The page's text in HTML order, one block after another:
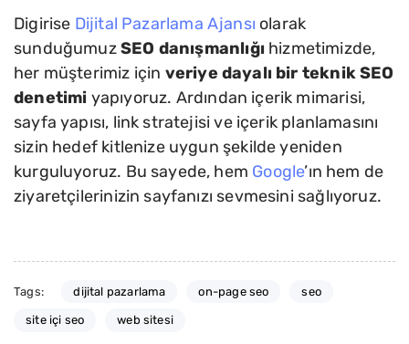
Digirise Dijital Pazarlama Ajansı olarak
sunduğumuzSEO danışmanlığı hizmetimizde,
her müşterimiz için veriye dayalı bir teknik SEO
denetimi yapıyoruz. Ardından içerik mimarisi,
sayfa yapısı, link stratejisi ve içerik planlamasını
sizin hedef kitlenize uygun şekilde yeniden
kurguluyoruz. Bu sayede, hem Google’ın hem de
ziyaretçilerinizin sayfanızı sevmesini sağlıyoruz.
Tags: dijital pazarlama on-page seo seo
site içi seo web sitesi